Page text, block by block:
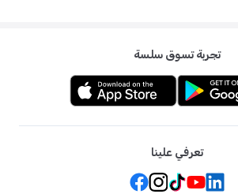
تجربة تسوق سلسة
تعرفي علينا